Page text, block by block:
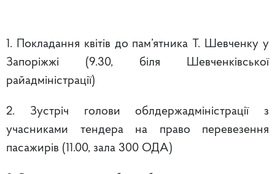
1. Покладання квітів до пам’ятника Т. Шевченку у
Запоріжжі (9.30, біля Шевченківської
райадміністрації)
2. Зустріч голови облдержадміністрації з
учасниками тендера на право перевезення
пасажирів (11.00, зала 300 ОДА)